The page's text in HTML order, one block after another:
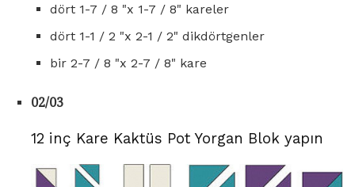
dört 1-7 / 8 "x 1-7 / 8" kareler
dört 1-1 / 2 "x 2-1 / 2" dikdörtgenler
bir 2-7 / 8 "x 2-7 / 8" kare
02/03
12 inç Kare Kaktüs Pot Yorgan Blok yapın